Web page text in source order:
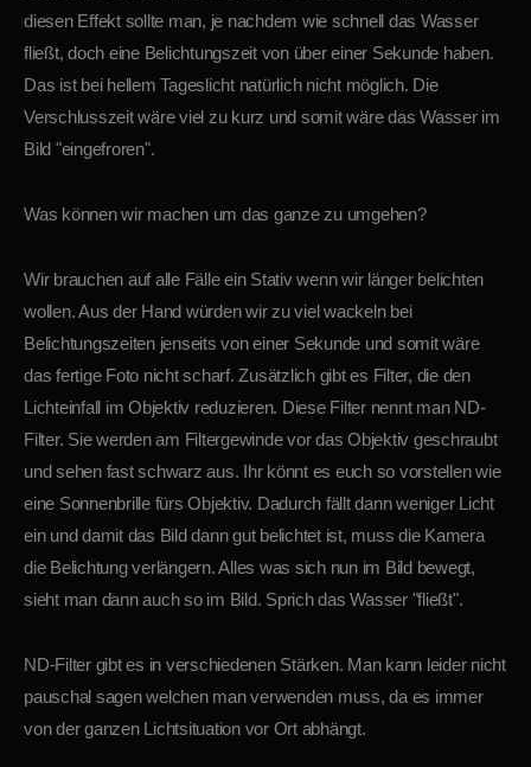
diesen Effekt sollte man, je nachdem wie schnell das Wasser
fließt, doch eine Belichtungszeit von über einer Sekunde haben.
Das ist bei hellem Tageslicht natürlich nicht möglich. Die
Verschlusszeit wäre viel zu kurz und somit wäre das Wasser im
Bild "eingefroren".
Was können wir machen um das ganze zu umgehen?
Wir brauchen auf alle Fälle ein Stativ wenn wir länger belichten
wollen. Aus der Hand würden wir zu viel wackeln bei
Belichtungszeiten jenseits von einer Sekunde und somit wäre
das fertige Foto nicht scharf. Zusätzlich gibt es Filter, die den
Lichteinfall im Objektiv reduzieren. Diese Filter nennt man ND-
Filter. Sie werden am Filtergewinde vor das Objektiv geschraubt
und sehen fast schwarz aus. Ihr könnt es euch so vorstellen wie
eine Sonnenbrille fürs Objektiv. Dadurch fällt dann weniger Licht
ein und damit das Bild dann gut belichtet ist, muss die Kamera
die Belichtung verlängern. Alles was sich nun im Bild bewegt,
sieht man dann auch so im Bild. Sprich das Wasser "fließt".
ND-Filter gibt es in verschiedenen Stärken. Man kann leider nicht
pauschal sagen welchen man verwenden muss, da es immer
von der ganzen Lichtsituation vor Ort abhängt.